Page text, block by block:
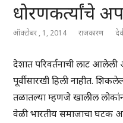
धोरणकर्त्यांचे
ऑक्टोबर , 1, 2014 राजकारण
देशात परिवर्तनाची लाट
पूर्वीसारखी हिली नाहीत.
तळातल्या म्हणजे खालील
वेळी भारतीय समाजाचा घटक